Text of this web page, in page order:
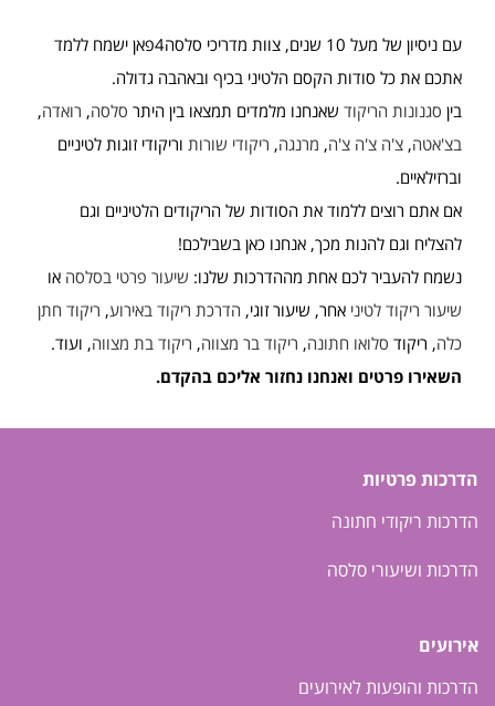
עם ניסיון של מעל 10 שנים, צוות מדריכי סלסה4פאן ישמח ללמד
אתכם את כל סודות הקסם הלטיני בכיף ובאהבה גדולה.
בין סגנונות הריקודשאנחנו מלמדים תמצאו בין היתר סלסה, רואדה,
בצ'אטה, צ'ה צ'ה צ'ה, מרנגה, ריקודי שורות וריקודי זוגות לטיניים
וברזילאיים.
אם אתם רוצים ללמוד את הסודות של הריקודים הלטיניים וגם
להצליח וגם להנות מכך, אנחנו כאן בשבילכם!
נשמח להעביר לכם אחת מההדרכות שלנו: שיעור פרטי בסלסה או
שיעור ריקוד לטיני אחר, שיעור זוגי, הדרכת ריקוד באירוע, ריקוד חתן
כלה, ריקוד סלואו חתונה, ריקוד בר מצווה, ריקוד בת מצווה, ועוד.
השאירו פרטים ואנחנו נחזור אליכם בהקדם.
הדרכות פרטיות
הדרכות ריקודי חתונה
הדרכות ושיעורי סלסה
אירועים
הדרכות והופעות לאירועים